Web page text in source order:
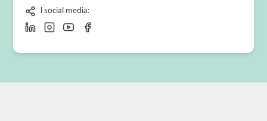
I social media: